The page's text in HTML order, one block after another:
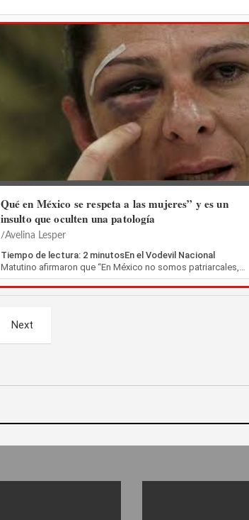
Qué en México se respeta a las mujeres” y es un
insulto que oculten una patología
Avelina Lesper
Tiempo de lectura: 2 minutosEn el Vodevil Nacional
Matutino afirmaron que “En México no somos patriarcales,…
Next